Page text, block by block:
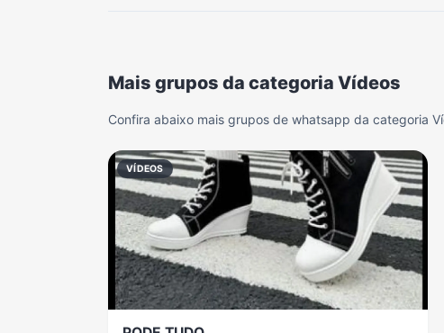
Mais grupos da categoria Vídeos
Confira abaixo mais grupos de whatsapp da categoria
VÍDEOS